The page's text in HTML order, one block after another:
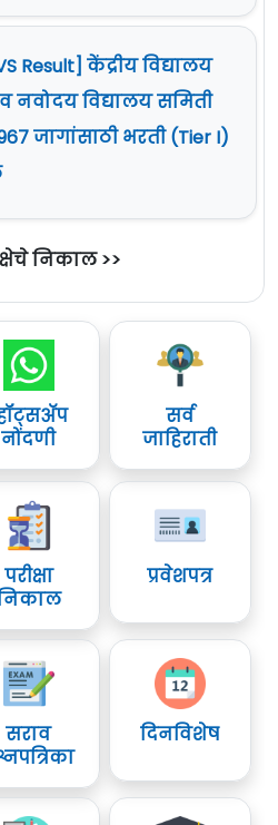
Result] केंद्रीय विद्यालय
नवोदय विद्यालय समिती
जागांसाठी भरती (Tier I)
निकाल >>
नोंदणी
सर्व
जाहिराती
परीक्षा
प्रवेशपत्र
सराव
दिनविशेष